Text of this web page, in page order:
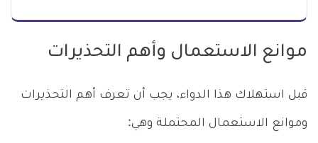
موانع الاستعمال وأهم التحذيرات
قبل استهلاك هذا الدواء، يجب أن تعرف أهم التحذيرات
وموانع الاستعمال المحتملة وهي: